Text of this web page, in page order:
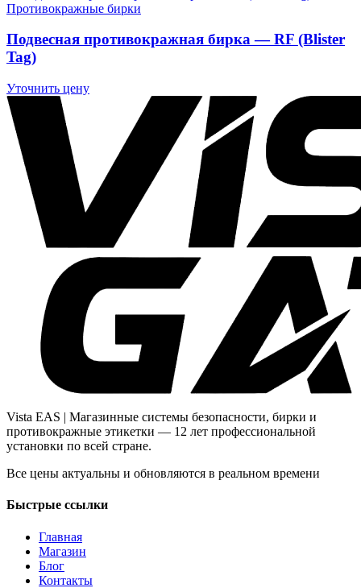
Противокражные бирки
Подвесная противокражная бирка — RF (Blister
Tag)
Уточнить цену
Vista EAS | Магазинные системы безопасности, бирки и
противокражные этикетки — 12 лет профессиональной
установки по всей стране.
Все цены актуальны и обновляются в реальном времени
Быстрые ссылки
Главная
Магазин
Блог
Контакты